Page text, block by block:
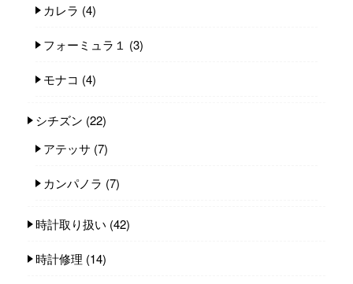
カレラ (4)
フォーミュラ１ (3)
モナコ (4)
シチズン (22)
アテッサ (7)
カンパノラ (7)
時計取り扱い (42)
時計修理 (14)